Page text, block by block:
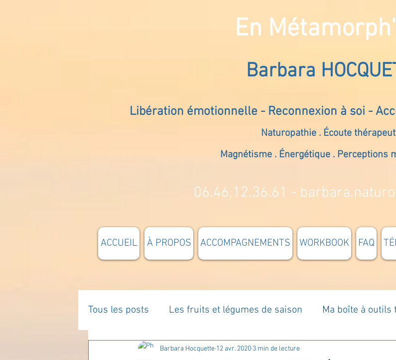
En
Barbara
Libération émotionnelle - Reconnexion à soi -
Naturopathie . Écoute
Magnétisme . Énergétique . Perceptions
06.46.12.36.61 -
ACCUEIL À PROPOS ACCOMPAGNEMENTS WORKBOOK FAQ
Tous les posts Les fruits et légumes de saison Ma boîte à outils
La parentalité De vous à moi... Rome : voyage
Barbara Hocquette 12 avr. 2020 3 min de lecture